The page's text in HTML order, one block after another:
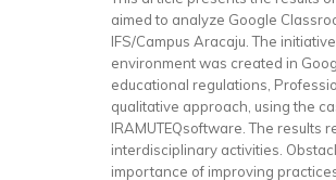
aimed to analyze Google
IFS/Campus Aracaju. The
environment was created in
educational regulations,
qualitative approach, using the
IRAMUTEQsoftware. The
interdisciplinary activities.
importance of improving